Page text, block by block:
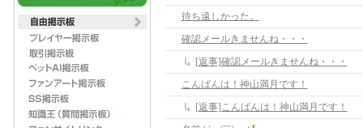
待ち遠しかった。
確認メールきませんね・・・
[返事]確認メールきませんね・・・
こんばんは！神山満月です！
[返事]こんばんは！神山満月です！